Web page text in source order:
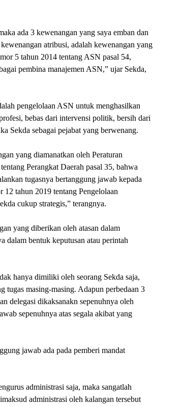
ada 3 kewenangan yang saya emban dan
atribusi, adalah kewenangan yang
5 tahun 2014 tentang ASN pasal 54,
pembina manajemen ASN,” ujar Sekda,
pengelolaan ASN untuk menghasilkan
bebas dari intervensi politik, bersih dari
Sekda sebagai pejabat yang berwenang.
yang diamanatkan oleh Peraturan
Perangkat Daerah pasal 35, bahwa
tugasnya bertanggung jawab kepada
tahun 2019 tentang Pengelolaan
cukup strategis,” terangnya.
yang diberikan oleh atasan dalam
dalam bentuk keputusan atau perintah
hanya dimiliki oleh seorang Sekda saja,
tugas masing-masing. Adapun perbedaan 3
delegasi dikaksanakn sepenuhnya oleh
sepenuhnya atas segala akibat yang
jawab ada pada pemberi mandat
administrasi saja, maka sangatlah
administrasi oleh kalangan tersebut